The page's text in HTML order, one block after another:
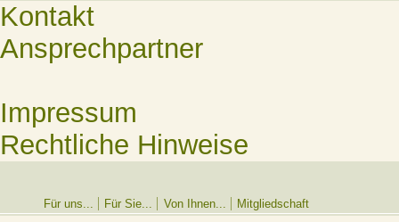
Kontakt
Ansprechpartner
Impressum
Rechtliche Hinweise
Für uns... Für Sie... Von Ihnen... Mitgliedschaft